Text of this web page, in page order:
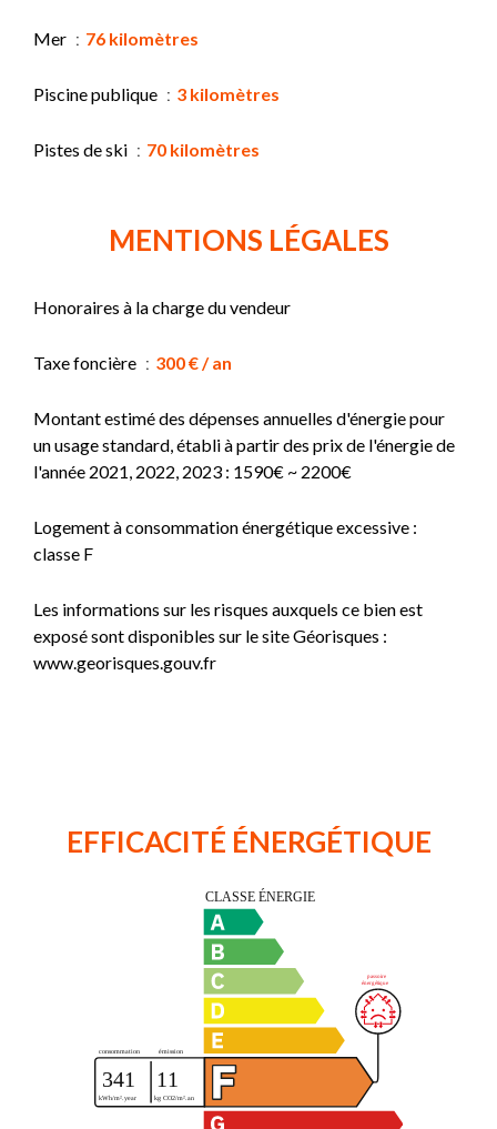
Mer 76 kilomètres
Piscine publique 3 kilomètres
Pistes de ski 70 kilomètres
MENTIONS LÉGALES
Honoraires à la charge du vendeur
Taxe foncière 300 € / an
Montant estimé des dépenses annuelles d'énergie pour
un usage standard, établi à partir des prix de l'énergie de
l'année 2021, 2022, 2023 : 1590€ ~ 2200€
Logement à consommation énergétique excessive :
classe F
Les informations sur les risques auxquels ce bien est
exposé sont disponibles sur le site Géorisques :
www.georisques.gouv.fr
EFFICACITÉ ÉNERGÉTIQUE